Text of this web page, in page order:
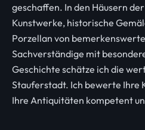
geschaffen. In den Häusern
Kunstwerke, historische
Porzellan von
Sachverständige mit
Geschichte schätze ich die
Stauferstadt. Ich bewerte Ihre
Ihre Antiquitäten kompetent